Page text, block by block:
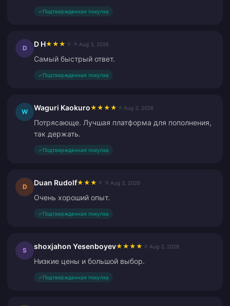
✓Подтвержденная покупка
D D H★ ★ ★ Aug 3, 2026
Самый быстрый ответ.
✓Подтвержденная покупка
W Waguri Kaokuro★ ★ ★ ★ Aug 3, 2026
Потрясающе. Лучшая платформа для пополнения,
так держать.
✓Подтвержденная покупка
D Duan Rudolf★ ★ ★ Aug 3, 2026
Очень хороший опыт.
✓Подтвержденная покупка
S shoxjahon Yesenboyev★ ★ ★ ★ Aug 3, 2026
Низкие цены и большой выбор.
✓Подтвержденная покупка